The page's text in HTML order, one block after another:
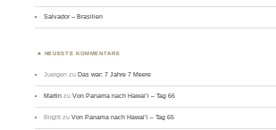
Salvador – Brasilien
NEUESTE KOMMENTARE
Juergen zuDas war: 7 Jahre 7 Meere
Martin zuVon Panama nach Hawai’i – Tag 66
Birgitt zuVon Panama nach Hawai’i – Tag 65